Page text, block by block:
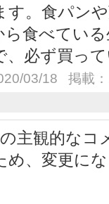
。食パン
食べてい
、必ず買っ
03/18 掲載
主観的なコ
め、変更に